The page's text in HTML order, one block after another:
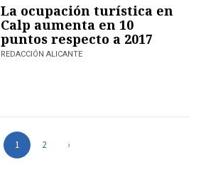
La ocupación turística en
Calp aumenta en 10
puntos respecto a 2017
REDACCIÓN ALICANTE
1 2 ›